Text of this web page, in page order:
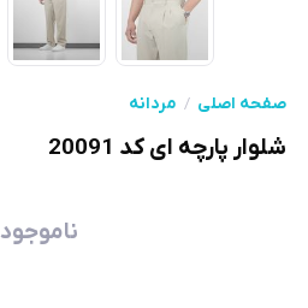
صفحه اصلی مردانه
شلوار پارچه ای کد 20091
ناموجود